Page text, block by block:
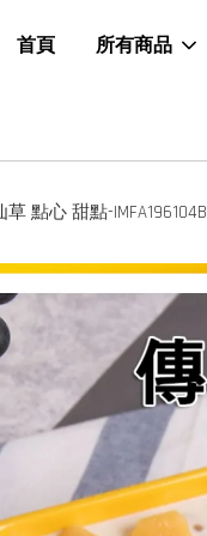
首頁 所有商品
點心 甜點-IMFA196104B